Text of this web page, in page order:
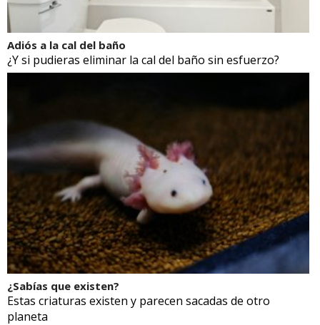
Adiós a la cal del baño
¿Y si pudieras eliminar la cal del baño sin esfuerzo?
¿Sabías que existen?
Estas criaturas existen y parecen sacadas de otro
planeta